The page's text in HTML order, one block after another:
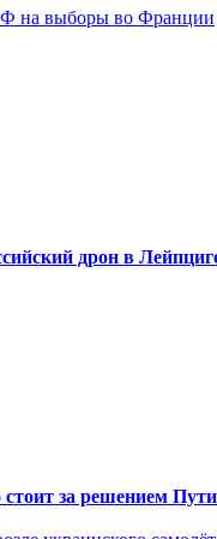
на выборы во Франции
дрон в
за решением